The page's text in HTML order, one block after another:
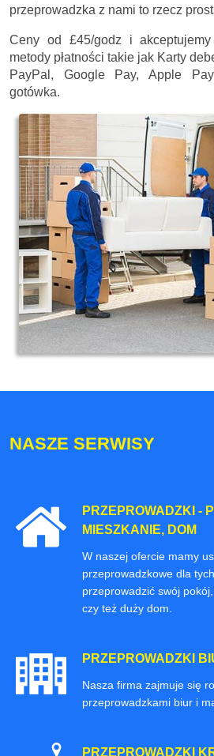
przeprowadzka z nami to rzecz
Ceny od £45/godz i
metody płatności takie jak Karty
PayPal, Google Pay, Apple
gotówka.
NASZE SERWISY
PRZEPROWADZKI -
MIESZKANIE, DOM
W naszej ofercie mamy
przeprowadzkowe dla
przeprowadzić swój
czy też duży dom.
PRZEPROWADZKI
Nasza firma zajmuje się
przeprowadzkami biur i
PRZEPROWADZKI